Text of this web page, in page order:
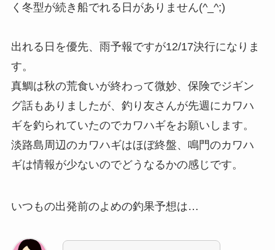
く冬型が続き船でれる日がありません(^_^;)
出れる日を優先、雨予報ですが12/17決行になりま
す。
真鯛は秋の荒食いが終わって微妙、保険でジギン
グ話もありましたが、釣り友さんが先週にカワハ
ギを釣られていたのでカワハギをお願いします。
淡路島周辺のカワハギはほぼ終盤、鳴門のカワハ
ギは情報が少ないのでどうなるかの感じです。
いつもの出発前のよめの釣果予想は…